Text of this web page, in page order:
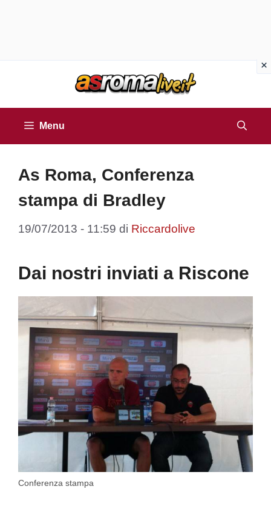
Menu
As Roma, Conferenza
stampa di Bradley
19/07/2013 - 11:59 di Riccardolive
Dai nostri inviati a Riscone
Conferenza stampa